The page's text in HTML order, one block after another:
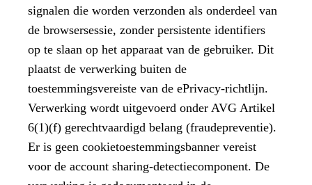
signalen die worden verzonden als onderdeel van
de browsersessie, zonder persistente identifiers
op te slaan op het apparaat van de gebruiker. Dit
plaatst de verwerking buiten de
toestemmingsvereiste van de ePrivacy-richtlijn.
Verwerking wordt uitgevoerd onder AVG Artikel
6(1)(f) gerechtvaardigd belang (fraudepreventie).
Er is geen cookietoestemmingsbanner vereist
voor de account sharing-detectiecomponent. De